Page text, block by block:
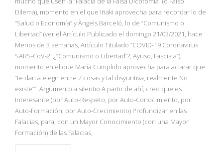
MULTIMEDIA
Dilema), momento en el que Iñaki aprovecha para recordar lo de
“Salud o Economía” y Àngels Barceló, lo de “Comunismo o
Libertad” (ver el Artículo Publicado el domingo 21/03/2021, hace
Menos de 3 semanas, Artículo Titulado “COVID-19 Coronavirus
SARS-CoV-2: ¿“Comunismo o Libertad”?, Ayuso, Fascista”),
momento en el que María Cumplido aprovecha para aclarar que
“te dan a elegir entre 2 cosas y tal disyuntiva, realmente No
existe””. Argumento a silentio A partir de ahí, creo que es
Interesante (por Auto-Respeto, por Auto-Conocimiento, por
Auto-Formación, por Auto-Crecimiento) Profundizar en las
Falacias, para, con un Mayor Conocimiento (con una Mayor
Formación) de las Falacias,